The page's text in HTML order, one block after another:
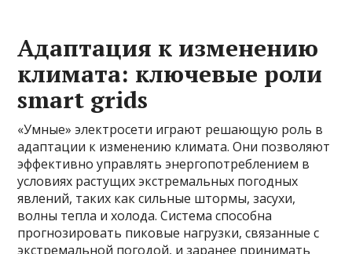
Адаптация к изменению
климата: ключевые роли
smart grids
«Умные» электросети играют решающую роль в
адаптации к изменению климата. Они позволяют
эффективно управлять энергопотреблением в
условиях растущих экстремальных погодных
явлений, таких как сильные штормы, засухи,
волны тепла и холода. Система способна
прогнозировать пиковые нагрузки, связанные с
экстремальной погодой, и заранее принимать